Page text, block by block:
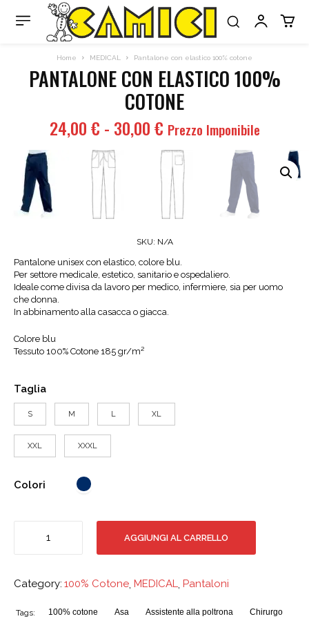
Home MEDICAL Pantalone con elastico 100% cotone
PANTALONE CON ELASTICO 100%
COTONE
24,00€ - 30,00€Fascia
di
prezzo:
da
24,00 €
a
30,00 €
Prezzo Imponibile
SKU: N/A
Pantalone unisex con elastico, colore blu.
Per settore medicale, estetico, sanitario e ospedaliero.
Ideale come divisa da lavoro per medico, infermiere, sia per uomo
che donna.
In abbinamento alla casacca o giacca.
Colore blu
Tessuto 100% Cotone 185 gr/m²
Taglia
S M L XL
XXL XXXL
Colori
cotone
AGGIUNGI AL CARRELLO
Category: 100% Cotone MEDICAL Pantaloni
Tags: 100% cotone Asa Assistente alla poltrona
Chirurgo